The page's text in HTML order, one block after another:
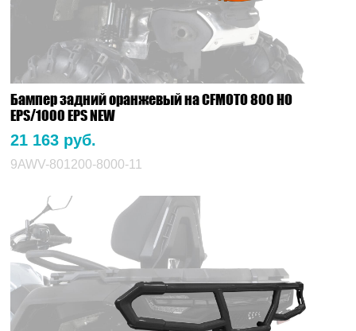
Бампер задний оранжевый на CFMOTO 800 HO
EPS/1000 EPS NEW
21 163 руб.
9AWV-801200-8000-11